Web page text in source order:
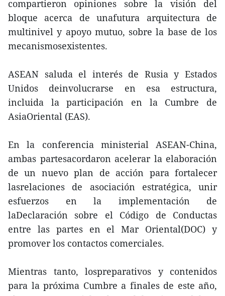
compartieron opiniones sobre la visión del
bloque acerca de unafutura arquitectura de
multinivel y apoyo mutuo, sobre la base de los
mecanismosexistentes.
ASEAN saluda el interés de Rusia y Estados
Unidos deinvolucrarse en esa estructura,
incluida la participación en la Cumbre de
AsiaOriental (EAS).
En la conferencia ministerial ASEAN-China,
ambas partesacordaron acelerar la elaboración
de un nuevo plan de acción para fortalecer
lasrelaciones de asociación estratégica, unir
esfuerzos en la implementación de
laDeclaración sobre el Código de Conductas
entre las partes en el Mar Oriental(DOC) y
promover los contactos comerciales.
Mientras tanto, lospreparativos y contenidos
para la próxima Cumbre a finales de este año,